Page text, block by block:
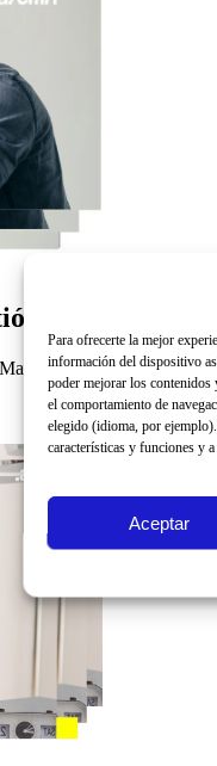
Para ofrecerte la mejor
información del dispositivo
poder mejorar los
el comportamiento de
elegido (idioma, por
características y funciones y
Aceptar
de estudios
Tchey... ¿Quieres